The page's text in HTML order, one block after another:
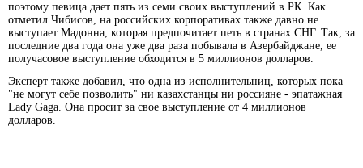
поэтому певица дает пять из семи своих выступлений в РК. Как
отметил Чибисов, на российских корпоративах также давно не
выступает Мадонна, которая предпочитает петь в странах СНГ. Так, за
последние два года она уже два раза побывала в Азербайджане, ее
получасовое выступление обходится в 5 миллионов долларов.
Эксперт также добавил, что одна из исполнительниц, которых пока
"не могут себе позволить" ни казахстанцы ни россияне - эпатажная
Lady Gaga. Она просит за свое выступление от 4 миллионов
долларов.